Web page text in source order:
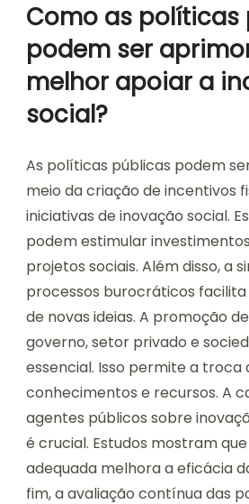
Como as políticas
podem ser
melhor apoiar a
social?
As políticas públicas podem
meio da criação de incentivos
iniciativas de inovação social.
podem estimular
projetos sociais. Além disso, a
processos burocráticos
de novas ideias. A promoção
governo, setor privado e
essencial. Isso permite a troca
conhecimentos e recursos. A
agentes públicos sobre
é crucial. Estudos mostram
adequada melhora a eficácia
fim, a avaliação contínua das